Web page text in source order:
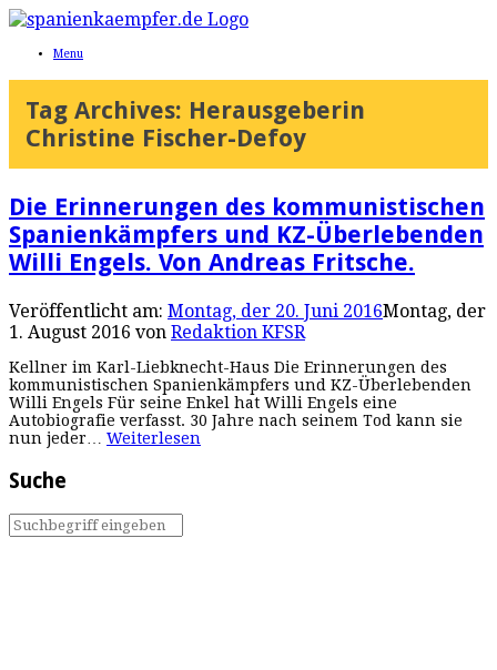
Menu
Tag Archives: Herausgeberin
Christine Fischer-Defoy
Die Erinnerungen des kommunistischen
Spanienkämpfers und KZ-Überlebenden
Willi Engels. Von Andreas Fritsche.
Veröffentlicht am: Montag, der 20. Juni 2016Montag, der
1. August 2016 von Redaktion KFSR
Kellner im Karl-Liebknecht-Haus Die Erinnerungen des
kommunistischen Spanienkämpfers und KZ-Überlebenden
Willi Engels Für seine Enkel hat Willi Engels eine
Autobiografie verfasst. 30 Jahre nach seinem Tod kann sie
nun jeder… Weiterlesen
Suche